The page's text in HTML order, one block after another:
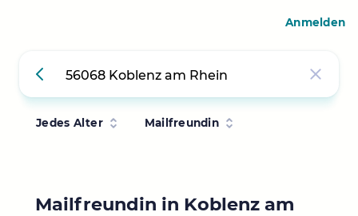
Jedes Alter Mailfreundin
Mailfreundin in Koblenz am
Anmelden